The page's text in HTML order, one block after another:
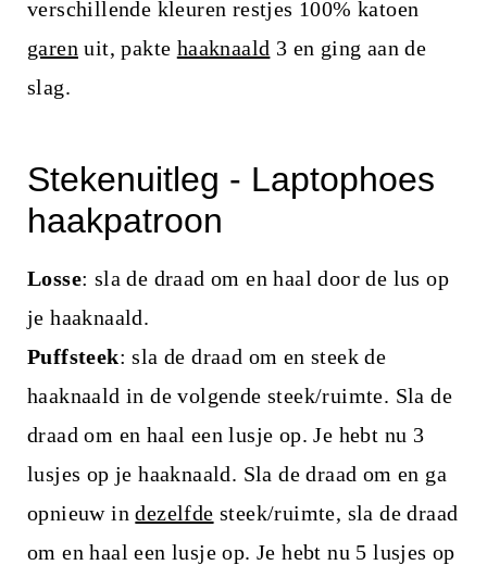
verschillende kleuren restjes 100% katoen
garen uit, pakte haaknaald 3 en ging aan de
slag.
Stekenuitleg - Laptophoes
haakpatroon
Losse: sla de draad om en haal door de lus op
je haaknaald.
Puffsteek: sla de draad om en steek de
haaknaald in de volgende steek/ruimte. Sla de
draad om en haal een lusje op. Je hebt nu 3
lusjes op je haaknaald. Sla de draad om en ga
opnieuw indezelfde steek/ruimte, sla de draad
om en haal een lusje op. Je hebt nu 5 lusjes op